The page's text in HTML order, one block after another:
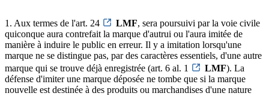
1. Aux termes de l'art. 24 LMF, sera poursuivi par la voie civile
quiconque aura contrefait la marque d'autrui ou l'aura imitée de
manière à induire le public en erreur. Il y a imitation lorsqu'une
marque ne se distingue pas, par des caractères essentiels, d'une autre
marque qui se trouve déjà enregistrée (art. 6 al. 1
LMF). La
défense d'imiter une marque déposée ne tombe que si la marque
nouvelle est destinée à des produits ou marchandises d'une nature